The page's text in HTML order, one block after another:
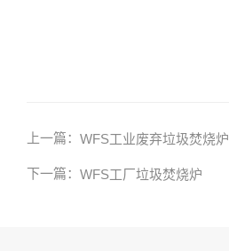
上一篇： WFS工业废弃垃圾焚烧炉
下一篇： WFS工厂垃圾焚烧炉